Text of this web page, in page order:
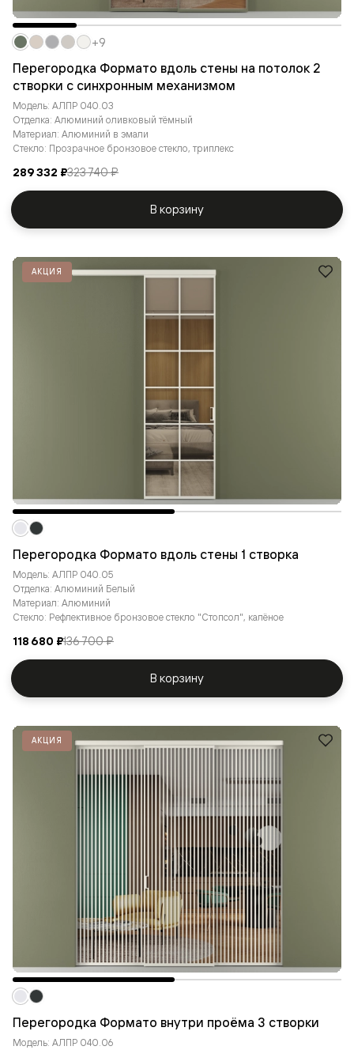
Перегородка Формато вдоль стены на потолок 2
створки с синхронным механизмом
Модель: АЛПР 040.03
Отделка: Алюминий оливковый тёмный
Материал: Алюминий в эмали
Стекло: Прозрачное бронзовое стекло, триплекс
289 332 ₽323 740 ₽
+9
В корзину
АКЦИЯ
Перегородка Формато вдоль стены 1 створка
Модель: АЛПР 040.05
Отделка: Алюминий Белый
Материал: Алюминий
Стекло: Рефлективное бронзовое стекло "Стопсол", калёное
118 680 ₽136 700 ₽
В корзину
АКЦИЯ
Перегородка Формато внутри проёма 3 створки
Модель: АЛПР 040.06